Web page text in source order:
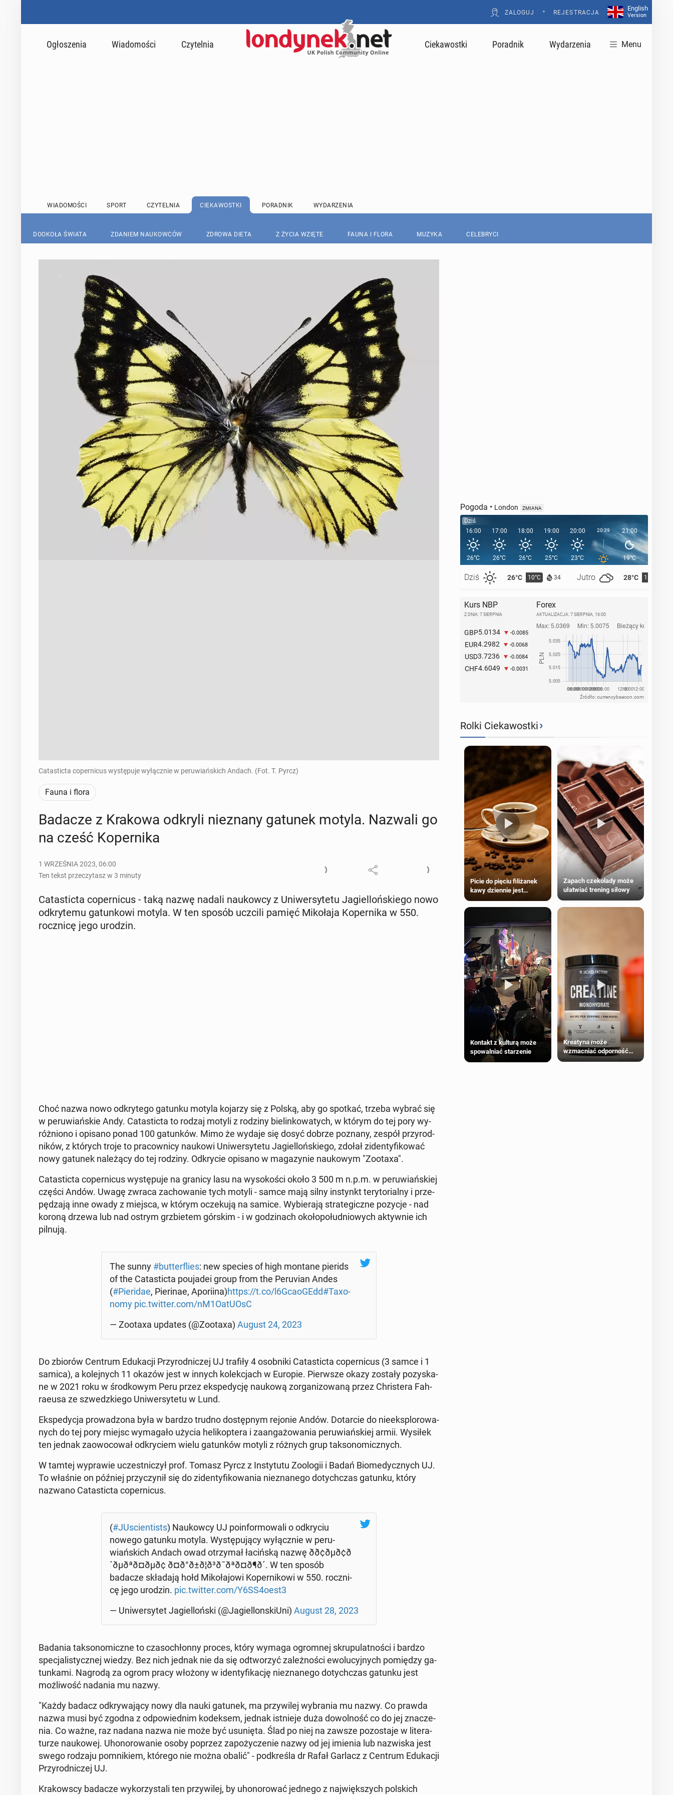
ZALOGUJ • REJESTRACJA
English
Version
Ogłoszenia Wiadomości Czytelnia Ciekawostki Poradnik Wydarzenia Menu
WIADOMOŚCI SPORT CZYTELNIA CIEKAWOSTKI PORADNIK WYDARZENIA
DOOKOŁA ŚWIATA ZDANIEM NAUKOWCÓW ZDROWA DIETA Z ŻYCIA WZIĘTE FAUNA I FLORA MUZYKA CELEBRYCI
Catasticta copernicus występuje wyłącznie w peruwiańskich Andach. (Fot. T. Pyrcz)
Fauna i flora
Badacze z Krakowa odkryli nie­zna­ny gatunek motyla. Nazwali go
na cześć Ko­per­ni­ka
1 WRZEŚNIA 2023, 06:00
Ten tekst przeczytasz w 3 minuty
Ca­ta­stic­ta co­per­ni­cus - taką nazwę nadali na­ukow­cy z Uni­wer­sy­te­tu Ja­giel­loń­skie­go nowo
od­kry­te­mu ga­tun­ko­wi motyla. W ten sposób uczcili pamięć Mi­ko­ła­ja Ko­per­ni­ka w 550.
rocz­ni­cę jego urodzin.
Choć nazwa nowo od­kry­te­go gatunku motyla kojarzy się z Polską, aby go spotkać, trzeba wybrać się
w pe­ru­wiań­skie Andy. Ca­ta­stic­ta to rodzaj motyli z rodziny bie­lin­ko­wa­tych, w którym do tej pory wy­
róż­nio­no i opisano ponad 100 ga­tun­ków. Mimo że wydaje się dosyć dobrze poznany, zespół przy­rod­
ni­ków, z których troje to pra­cow­ni­cy naukowi Uni­wer­sy­te­tu Ja­giel­loń­skie­go, zdołał zi­den­ty­fi­ko­wać
nowy gatunek na­le­żą­cy do tej rodziny. Od­kry­cie opisano w ma­ga­zy­nie na­uko­wym "Zootaxa".
Ca­ta­stic­ta co­per­ni­cus wy­stę­pu­je na granicy lasu na wy­so­ko­ści około 3 500 m n.p.m. w pe­ru­wiań­skiej
części Andów. Uwagę zwraca za­cho­wa­nie tych motyli - samce mają silny in­stynkt te­ry­to­rial­ny i prze­
pę­dza­ją inne owady z miejsca, w którym ocze­ku­ją na samice. Wy­bie­ra­ją stra­te­gicz­ne pozycje - nad
koroną drzewa lub nad ostrym grzbie­tem górskim - i w go­dzi­nach oko­ło­po­łu­dnio­wych ak­tyw­nie ich
pilnują.
The sunny #but­ter­flies: new species of high montane pierids
of the Ca­ta­stic­ta po­uja­dei group from the Pe­ru­vian Andes
(#Pie­ri­dae, Pie­ri­nae, Apo­rii­na)https://t.co/l6Gca­oGEdd#Ta­xo­
no­my pic.twitter.com/nM1OatUOsC
— Zootaxa updates (@Zootaxa) August 24, 2023
Do zbiorów Centrum Edu­ka­cji Przy­rod­ni­czej UJ trafiły 4 osob­ni­ki Ca­ta­stic­ta co­per­ni­cus (3 samce i 1
samica), a ko­lej­nych 11 okazów jest w innych ko­lek­cjach w Europie. Pierw­sze okazy zostały po­zy­ska­
ne w 2021 roku w środ­ko­wym Peru przez eks­pe­dy­cję naukową zor­ga­ni­zo­wa­ną przez Chri­ste­ra Fah­
ra­eu­sa ze szwedz­kie­go Uni­wer­sy­te­tu w Lund.
Eks­pe­dy­cja pro­wa­dzo­na była w bardzo trudno do­stęp­nym rejonie Andów. Do­tar­cie do nie­ek­splo­ro­wa­
nych do tej pory miejsc wy­ma­ga­ło użycia he­li­kop­te­ra i za­an­ga­żo­wa­nia pe­ru­wiań­skiej armii. Wysiłek
ten jednak za­owo­co­wał od­kry­ciem wielu ga­tun­ków motyli z różnych grup tak­so­no­micz­nych.
W tamtej wy­pra­wie uczest­ni­czył prof. Tomasz Pyrcz z In­sty­tu­tu Zoo­lo­gii i Badań Bio­me­dycz­nych UJ.
To właśnie on później przy­czy­nił się do zi­den­ty­fi­ko­wa­nia nie­zna­ne­go do­tych­czas gatunku, który
nazwano Ca­ta­stic­ta co­per­ni­cus.
(#JU­scien­ti­sts) Na­ukow­cy UJ po­in­for­mo­wa­li o od­kry­ciu
nowego gatunku motyla. Wy­stę­pu­ją­cy wy­łącz­nie w pe­ru­
wiań­skich Andach owad otrzy­mał ła­ciń­ską nazwę ðð¢ðµð¢ð
´ðµðªð¤ðµð¢ ð¤ð°ð±ð¦ð³ð¯ðªð¤ð¶ð´. W ten sposób
badacze skła­da­ją hołd Mi­ko­ła­jo­wi Ko­per­ni­ko­wi w 550. rocz­ni­
cę jego urodzin. pic.twitter.com/Y6SS4oest3
— Uni­wer­sy­tet Ja­giel­loń­ski (@Ja­giel­lon­skiU­ni) August 28, 2023
Badania tak­so­no­micz­ne to cza­so­chłon­ny proces, który wymaga ogrom­nej skru­pu­lat­no­ści i bardzo
spe­cja­li­stycz­nej wiedzy. Bez nich jednak nie da się od­two­rzyć za­leż­no­ści ewo­lu­cyj­nych po­mię­dzy ga­
tun­ka­mi. Nagrodą za ogrom pracy włożony w iden­ty­fi­ka­cję nie­zna­ne­go do­tych­czas gatunku jest
moż­li­wość nadania mu nazwy.
"Każdy badacz od­kry­wa­ją­cy nowy dla nauki gatunek, ma przy­wi­lej wy­bra­nia mu nazwy. Co prawda
nazwa musi być zgodna z od­po­wied­nim ko­dek­sem, jednak ist­nie­je duża do­wol­ność co do jej zna­cze­
nia. Co ważne, raz nadana nazwa nie może być usu­nię­ta. Ślad po niej na zawsze po­zo­sta­je w li­te­ra­
tu­rze na­uko­wej. Uho­no­ro­wa­nie osoby poprzez za­po­ży­cze­nie nazwy od jej imienia lub na­zwi­ska jest
swego rodzaju po­mni­kiem, którego nie można obalić" - pod­kre­śla dr Rafał Garlacz z Centrum Edu­ka­cji
Przy­rod­ni­czej UJ.
Kra­kow­scy badacze wy­ko­rzy­sta­li ten przy­wi­lej, by uho­no­ro­wać jednego z naj­więk­szych pol­skich
Pogoda • London ZMIANA
Dziś
16:00
26°C
Dziś 26°C 10°C 34 Jutro 28°C 11°C
17:00
26°C
18:00
26°C
19:00
25°C
20:00
23°C
20:39 21:00
19°C
22:00
Kurs NBP
Z DNIA: 7 SIERPNIA
GBP5.0134 -0.0085
EUR4.2982 -0.0068
USD3.7236 -0.0084
CHF4.6049 -0.0031
Forex
AKTUALIZACJA: 7 SIERPNIA, 16:00
Źródło: currencybeacon.com
Rolki Ciekawostki›
Picie do pięciu filiżanek
kawy dziennie jest
większości dorosłych
Zapach czekolady może
ułatwiać trening siłowy
Kontakt z kulturą może
spowalniać starzenie
Kreatyna może
wzmacniać odporność
przeciw nowotworom